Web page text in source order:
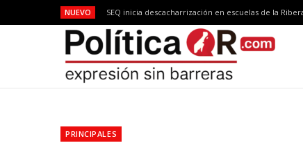
NUEVO
PRINCIPALES